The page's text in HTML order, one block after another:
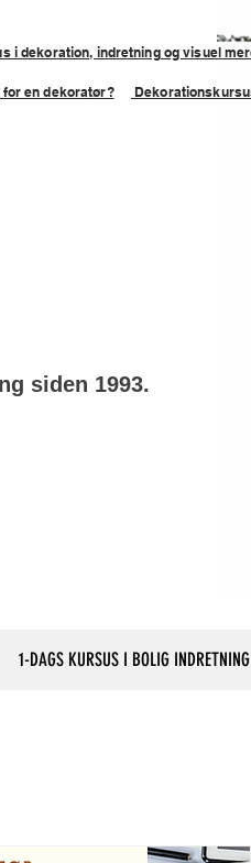
siden 1993.
i dekoration, indretning og visuel
for en dekoratør?
1-DAGS KURSUS I BOLIG INDRETNING